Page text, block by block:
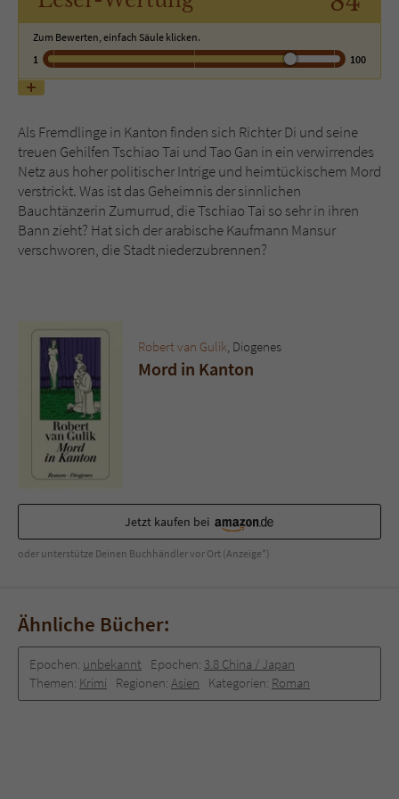
Zum Bewerten, einfach Säule klicken.
1
100
Als Fremdlinge in Kanton finden sich Richter Di und seine
treuen Gehilfen Tschiao Tai und Tao Gan in ein verwirrendes
Netz aus hoher politischer Intrige und heimtückischem Mord
verstrickt. Was ist das Geheimnis der sinnlichen
Bauchtänzerin Zumurrud, die Tschiao Tai so sehr in ihren
Bann zieht? Hat sich der arabische Kaufmann Mansur
verschworen, die Stadt niederzubrennen?
Robert van Gulik, Diogenes
Mord in Kanton
Jetzt kaufen bei
oder unterstütze Deinen Buchhändler vor Ort (Anzeige*)
Ähnliche Bücher:
Epochen: unbekannt Epochen: 3.8 China / Japan
Themen: Krimi Regionen: Asien Kategorien: Roman
Name tx_pwcomments_ahash
Anbieter Literatur-Couch Medien GmbH & Co. KG
Laufzeit 1 Jahr
Cookie für Kommentare einzelner Buchtitel
Name fe_typo_user
Zweck
Dieses Cookie gewährleistet die
Kommunikation der Webseite mit dem